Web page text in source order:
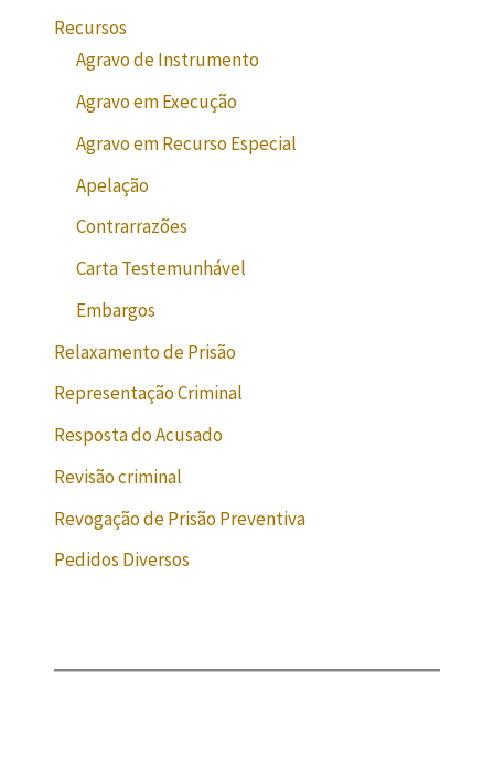
Recursos
Agravo de Instrumento
Agravo em Execução
Agravo em Recurso Especial
Apelação
Contrarrazões
Carta Testemunhável
Embargos
Relaxamento de Prisão
Representação Criminal
Resposta do Acusado
Revisão criminal
Revogação de Prisão Preventiva
Pedidos Diversos